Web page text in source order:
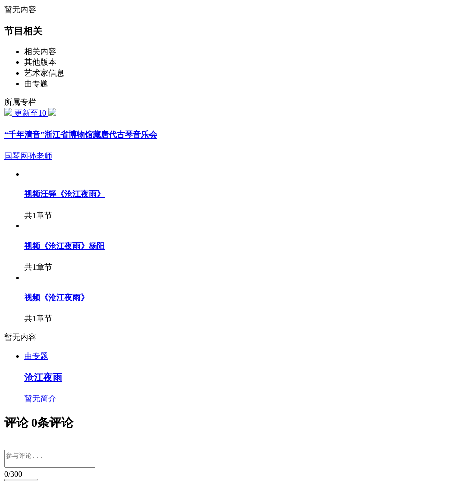
暂无内容
节目相关
相关内容
其他版本
艺术家信息
曲专题
所属专栏
更新至10
“千年清音”浙江省博物馆藏唐代古琴音乐会
国琴网孙老师
视频汪铎《沧江夜雨》
共1章节
视频 《沧江夜雨》杨阳
共1章节
视频 《沧江夜雨》
共1章节
暂无内容
曲专题
沧江夜雨
暂无简介
评论 0条评论
0/300